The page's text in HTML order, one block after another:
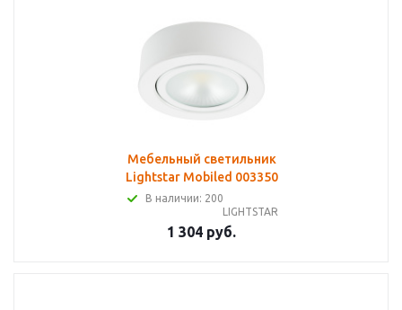
Мебельный светильник
Lightstar Mobiled 003350
В наличии: 200
LIGHTSTAR
1 304 руб.